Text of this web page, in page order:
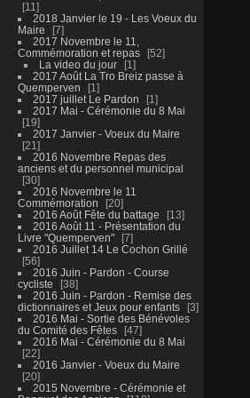
11
2018 Janvier le 19 - Les Voeux du
Maire
7
2017 Novembre le 11,
Commémoration et repas
52
La video du jour
1
2017 Août La Tro Breiz passe à
Quemperven
1
2017 juillet Le Pardon
1
2017 Mai - Cérémonie du 8 Mai
19
2017 Janvier - Voeux du Maire
21
2016 Novembre Repas des
anciens et du personnel municipal
30
2016 Novembre le 11
Commémoration
20
2016 Août Fête du battage
13
2016 Août 11 - Présentation du
Livre "Quemperven"
7
2016 Juillet 14 Le Cochon Grillé
56
2016 Juin - Pardon - Course
cycliste
38
2016 Juin - Pardon - Remise des
dictionnaires et Jeux pour enfants
3
2016 Mai - Sortie des Bénévoles
du Comité des Fêtes
47
2016 Mai - Cérémonie du 8 Mai
22
2016 Janvier - Voeux du Maire
20
2015 Novembre - Cérémonie et